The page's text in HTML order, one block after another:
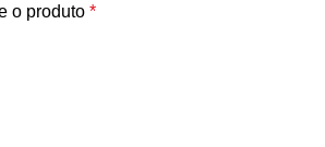
o produto *